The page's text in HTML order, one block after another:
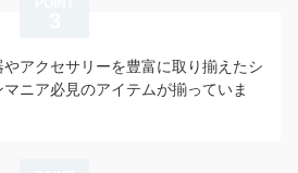
アクセサリーを豊富に取り揃えたシ
ニア必見のアイテムが揃っていま